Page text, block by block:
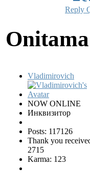
Reply
Onitama
Vladimirovich
NOW ONLINE
Инквизитор
Posts: 117126
Thank you
2715
Karma: 123